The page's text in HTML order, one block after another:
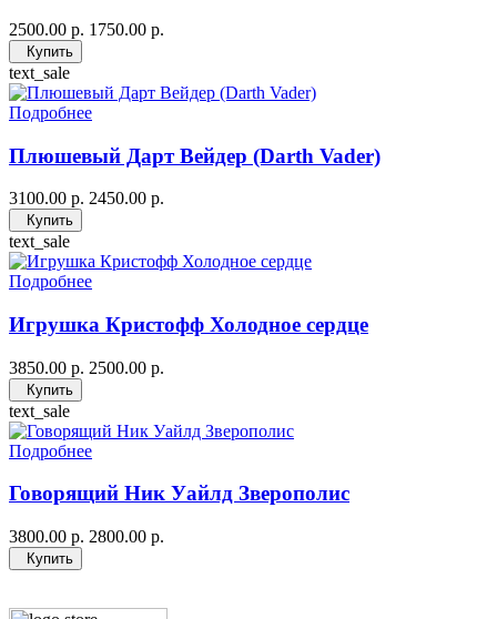
2500.00 р. 1750.00 р.
Купить
text_sale
Подробнее
Плюшевый Дарт Вейдер (Darth Vader)
3100.00 р. 2450.00 р.
Купить
text_sale
Подробнее
Игрушка Кристофф Холодное сердце
3850.00 р. 2500.00 р.
Купить
text_sale
Подробнее
Говорящий Ник Уайлд Зверополис
3800.00 р. 2800.00 р.
Купить